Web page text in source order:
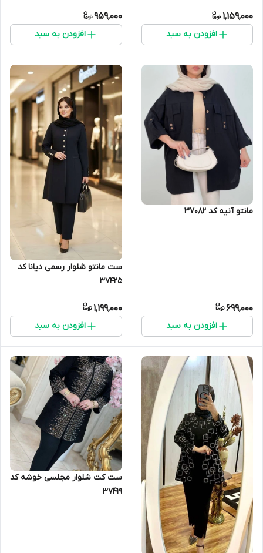
1,159,000
افزودن به سبد
959,000
افزودن به سبد
مانتو آنیه کد 37082
699,000
افزودن به سبد
ست مانتو شلوار رسمی دیانا کد
37425
1,199,000
افزودن به سبد
ست کت شلوار مجلسی خوشه کد
37419